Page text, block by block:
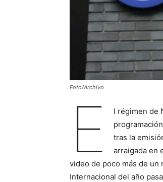
Foto/Archivo
E
l régimen de
tras la
arraigada en
video de poco más de un
Internacional del año